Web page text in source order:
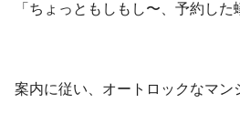
「ちょっともしもし〜、予約した
案内に従い、オートロックなマン